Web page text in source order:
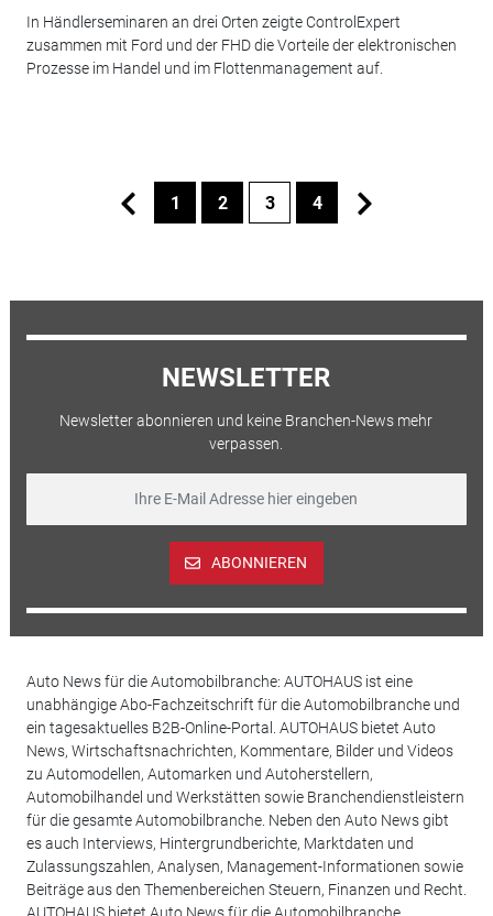
In Händlerseminaren an drei Orten zeigte ControlExpert
zusammen mit Ford und der FHD die Vorteile der elektronischen
Prozesse im Handel und im Flottenmanagement auf.
1 2 3 4
NEWSLETTER
Newsletter abonnieren und keine Branchen-News mehr
verpassen.
ABONNIEREN
Auto News für die Automobilbranche: AUTOHAUS ist eine
unabhängige Abo-Fachzeitschrift für die Automobilbranche und
ein tagesaktuelles B2B-Online-Portal. AUTOHAUS bietet Auto
News, Wirtschaftsnachrichten, Kommentare, Bilder und Videos
zu Automodellen, Automarken und Autoherstellern,
Automobilhandel und Werkstätten sowie Branchendienstleistern
für die gesamte Automobilbranche. Neben den Auto News gibt
es auch Interviews, Hintergrundberichte, Marktdaten und
Zulassungszahlen, Analysen, Management-Informationen sowie
Beiträge aus den Themenbereichen Steuern, Finanzen und Recht.
AUTOHAUS bietet Auto News für die Automobilbranche.